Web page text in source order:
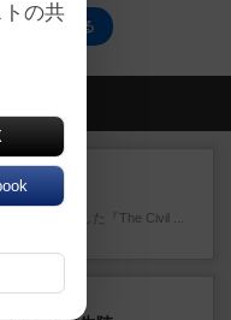
トップに戻る
投稿
が出版した『The Civil ...
の共